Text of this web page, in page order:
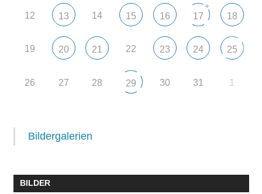
12 13 14 15 16 17
+
18
19 20 21 22 23 24 25
26 27 28 29 30 31 1
Bildergalerien
BILDER